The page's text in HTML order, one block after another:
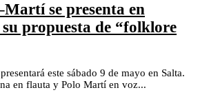
se presenta en
propuesta de “folklore
este sábado 9 de mayo en Salta.
en flauta y Polo Martí en voz...